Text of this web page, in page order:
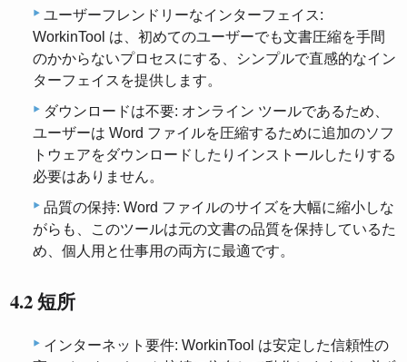
ユーザーフレンドリーなインターフェイス:
WorkinTool は、初めてのユーザーでも文書圧縮を手間
のかからないプロセスにする、シンプルで直感的なイン
ターフェイスを提供します。
ダウンロードは不要: オンライン ツールであるため、
ユーザーは Word ファイルを圧縮するために追加のソフ
トウェアをダウンロードしたりインストールしたりする
必要はありません。
品質の保持: Word ファイルのサイズを大幅に縮小しな
がらも、このツールは元の文書の品質を保持しているた
め、個人用と仕事用の両方に最適です。
4.2 短所
インターネット要件: WorkinTool は安定した信頼性の